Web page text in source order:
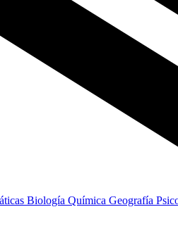
Biología Química Geografía